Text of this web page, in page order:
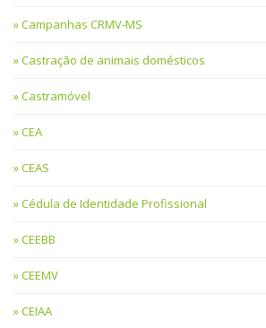
Campanhas CRMV-MS
Castração de animais domésticos
Castramóvel
CEA
CEAS
Cédula de Identidade Profissional
CEEBB
CEEMV
CEIAA